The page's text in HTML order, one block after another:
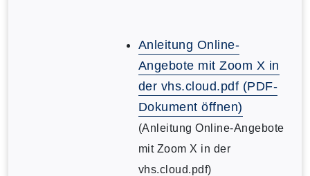
Anleitung Online-
Angebote mit Zoom X in
der vhs.cloud.pdf (PDF-
Dokument öffnen)
(Anleitung Online-Angebote
mit Zoom X in der
vhs.cloud.pdf)